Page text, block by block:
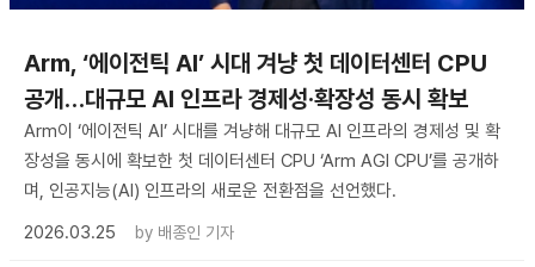
Arm, ‘에이전틱 AI’ 시대 겨냥 첫 데이터센터 CPU
공개…대규모 AI 인프라 경제성·확장성 동시 확보
Arm이 ‘에이전틱 AI’ 시대를 겨냥해 대규모 AI 인프라의 경제성 및 확
장성을 동시에 확보한 첫 데이터센터 CPU ‘Arm AGI CPU’를 공개하
며, 인공지능(AI) 인프라의 새로운 전환점을 선언했다.
2026.03.25
by 배종인 기자